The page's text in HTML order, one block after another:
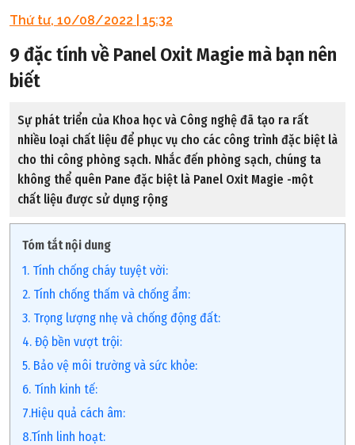
Thứ tư, 10/08/2022 | 15:32
9 đặc tính về Panel Oxit Magie mà bạn nên
biết
Sự phát triển của Khoa học và Công nghệ đã tạo ra rất
nhiều loại chất liệu để phục vụ cho các công trình đặc biệt là
cho thi công phòng sạch. Nhắc đến phòng sạch, chúng ta
không thể quên Pane đặc biệt là Panel Oxit Magie -một
chất liệu được sử dụng rộng
Tóm tắt nội dung
1. Tính chống cháy tuyệt vời:
2. Tính chống thấm và chống ẩm:
3. Trọng lượng nhẹ và chống động đất:
4. Độ bền vượt trội:
5. Bảo vệ môi trường và sức khỏe:
6. Tính kinh tế:
7.Hiệu quả cách âm:
8.Tính linh hoạt: